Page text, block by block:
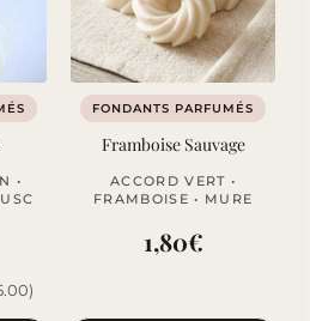
•
FONDANTS PARFUMÉS
Framboise Sauvage
ACCORD VERT •
FRAMBOISE • MURE
1,80€